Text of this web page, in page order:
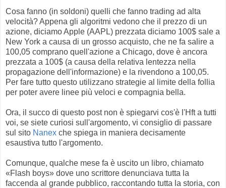
Cosa fanno (in soldoni) quelli che fanno trading ad alta
velocità? Appena gli algoritmi vedono che il prezzo di un
azione, diciamo Apple (AAPL) prezzata diciamo 100$ sale a
New York a causa di un grosso acquisto, che ne fa salire a
100,05 comprano quell'azione a Chicago, dove è ancora
prezzata a 100$ (a causa della relativa lentezza nella
propagazione dell'informazione) e la rivendono a 100,05.
Per fare tutto questo utilizzano strategie al limite della follia
per poter avere linee più veloci e compagnia bella.
Ora, il succo di questo post non è spiegarvi cos'è l'Hft a tutti
voi, se siete curiosi sull'argomento, vi consiglio di passare
sul sito Nanex che spiega in maniera decisamente
esaustiva tutto l'argomento.
Comunque, qualche mese fa è uscito un libro, chiamato
«Flash boys» dove uno scrittore denunciava tutta la
faccenda al grande pubblico, raccontando tutta la storia, con